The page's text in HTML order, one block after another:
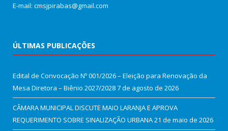
E-mail: cmsjpirabas@gmail.com
ÚLTIMAS PUBLICAÇÕES
Edital de Convocação Nº 001/2026 – Eleição para Renovação da
Mesa Diretora – Biênio 2027/20287 de agosto de 2026
CÂMARA MUNICIPAL DISCUTE MAIO LARANJA E APROVA
REQUERIMENTO SOBRE SINALIZAÇÃO URBANA21 de maio de 2026